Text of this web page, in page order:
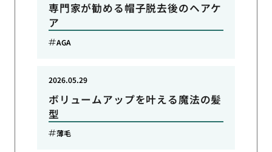
専門家が勧める帽子脱去後のヘアケ
ア
AGA
ボリュームアップを叶える魔法の髪
型
2026.05.29
薄毛